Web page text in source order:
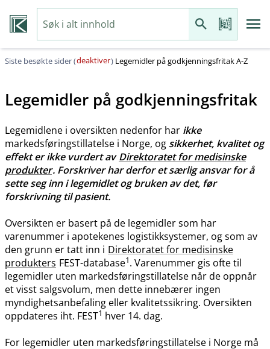
Siste besøkte sider (deaktiver) Legemidler på godkjenningsfritak A-Z
Legemidler på godkjenningsfritak
Legemidlene i oversikten nedenfor har ikke
markedsføringstillatelse i Norge, og sikkerhet, kvalitet og
effekt er ikke vurdert avDirektoratet for medisinske
produkter. Forskriver har derfor et særlig ansvar for å
sette seg inn i legemidlet og bruken av det, før
forskrivning til pasient.
Oversikten er basert på de legemidler som har
varenummer i apotekenes logistikksystemer, og som av
den grunn er tatt inn i Direktoratet for medisinske
produkters FEST-database1. Varenummer gis ofte til
legemidler uten markedsføringstillatelse når de oppnår
et visst salgsvolum, men dette innebærer ingen
myndighetsanbefaling eller kvalitetssikring. Oversikten
oppdateres iht. FEST1 hver 14. dag.
For legemidler uten markedsføringstillatelse i Norge må